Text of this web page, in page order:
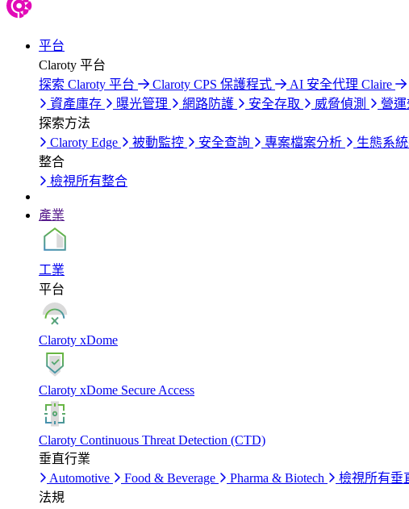
平台
Claroty 平台
探索 Claroty 平台
Claroty CPS 保護程式
AI 安全代理 Claire
資產庫存
曝光管理 網路防護 安全存取 威脅偵測
營
探索方法
Claroty Edge
被動監控 安全查詢 專案檔案分析
生態系
整合
檢視所有整合
產業
工業
平台
Claroty xDome
Claroty xDome Secure Access
Claroty Continuous Threat Detection (CTD)
垂直行業
Automotive
Food & Beverage Pharma & Biotech
檢視所有垂
法規